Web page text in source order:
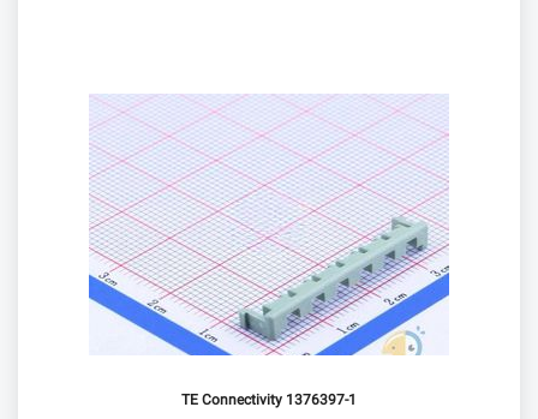
TE Connectivity 1376397-1